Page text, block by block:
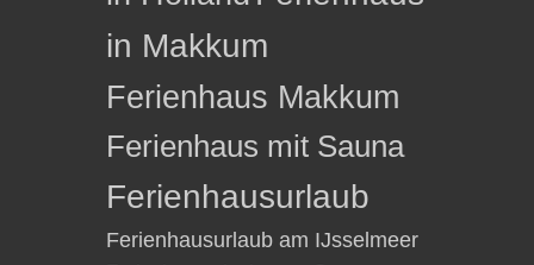
in Makkum
Ferienhaus Makkum
Ferienhaus mit Sauna
Ferienhausurlaub
Ferienhausurlaub am IJsselmeer